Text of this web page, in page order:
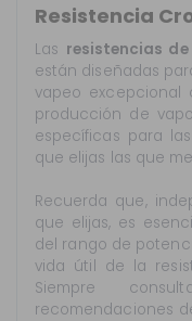
Resistencia
Las resistencias
están diseñadas
vapeo
producción de
específicas para
que elijas las que
Recuerda que,
que elijas, es
del rango de
vida útil de la
Siempre
recomendaciones